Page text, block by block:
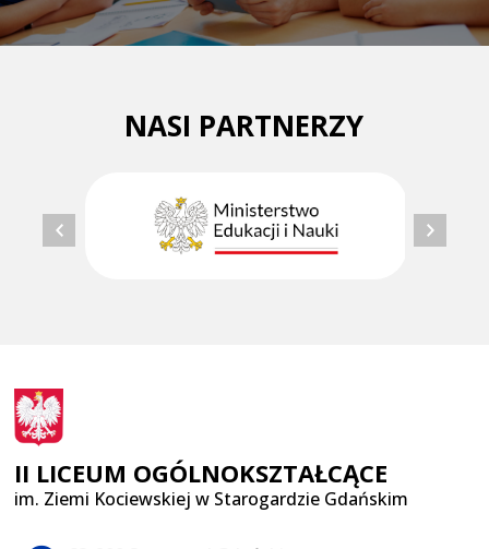
NASI PARTNERZY
II LICEUM OGÓLNOKSZTAŁCĄCE
im. Ziemi Kociewskiej w Starogardzie Gdańskim